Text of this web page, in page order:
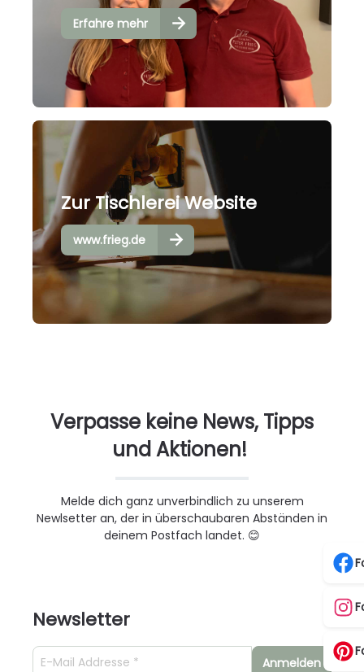
Erfahre mehr
Zur Tischlerei Website
www.frieg.de
Verpasse keine News, Tipps
und Aktionen!
Melde dich ganz unverbindlich zu unserem
Newlsetter an, der in überschaubaren Abständen in
deinem Postfach landet. 😊
Newsletter
Anmelden